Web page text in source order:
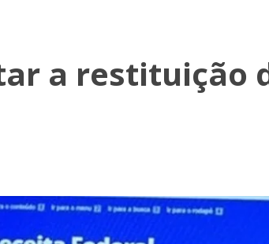
a restituição